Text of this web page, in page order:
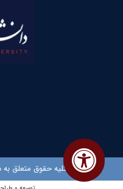
© کلیه حقوق متعلق به